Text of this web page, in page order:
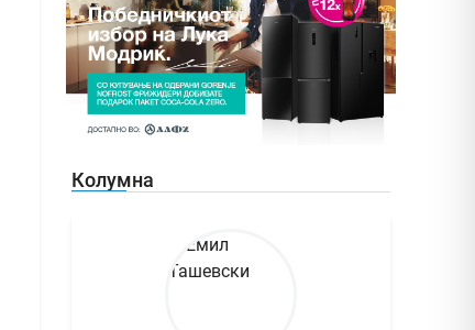
Колумна